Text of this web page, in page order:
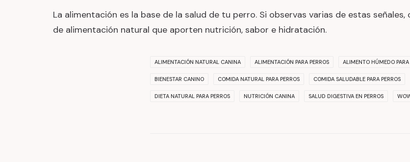
La alimentación es la base de la salud de tu perro. Si observas varias de estas
de alimentación natural que aporten nutrición, sabor e hidratación.
ALIMENTACIÓN NATURAL CANINA ALIMENTACIÓN PARA PERROS ALIMENTO HÚMEDO PARA
BIENESTAR CANINO COMIDA NATURAL PARA PERROS COMIDA SALUDABLE PARA PERROS
DIETA NATURAL PARA PERROS NUTRICIÓN CANINA SALUD DIGESTIVA EN PERROS